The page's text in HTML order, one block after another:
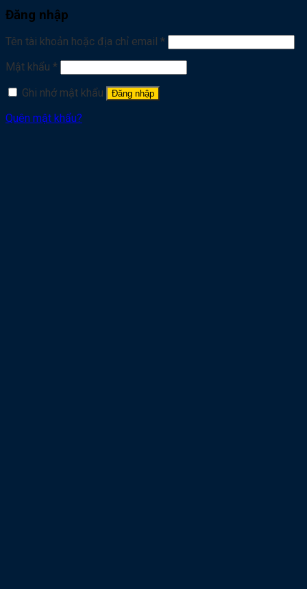
Đăng nhập
Tên tài khoản hoặc địa chỉ email *
Mật khẩu *
Ghi nhớ mật khẩu
Đăng nhập
Quên mật khẩu?